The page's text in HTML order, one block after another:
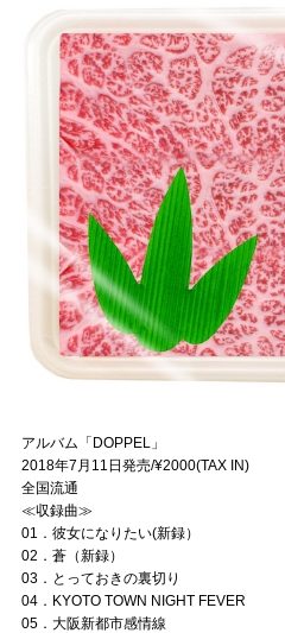
アルバム「DOPPEL」
2018年7月11日発売/¥2000(TAX IN)
全国流通
≪収録曲≫
01．彼女になりたい(新録）
02．蒼（新録）
03．とっておきの裏切り
04．KYOTO TOWN NIGHT FEVER
05．大阪新都市感情線